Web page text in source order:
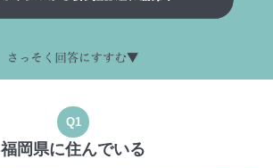
Q1
福岡県に住んでいる